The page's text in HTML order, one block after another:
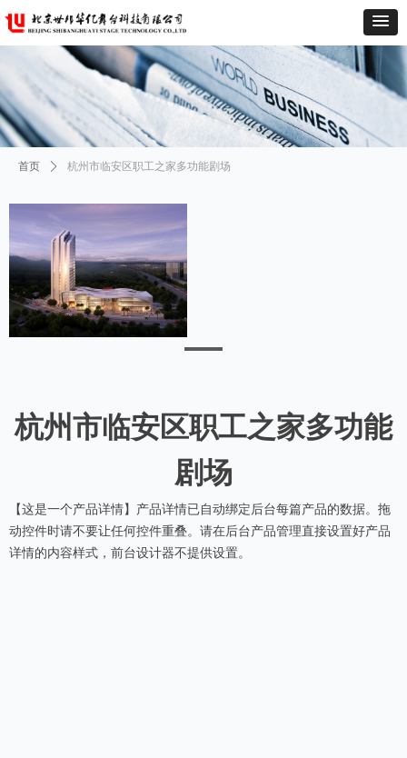
首页 ꄲ 杭州市临安区职工之家多功能剧场
杭州市临安区职工之家多功能
剧场
【这是一个产品详情】产品详情已自动绑定后台每篇产品的数据。拖
动控件时请不要让任何控件重叠。请在后台产品管理直接设置好产品
详情的内容样式，前台设计器不提供设置。